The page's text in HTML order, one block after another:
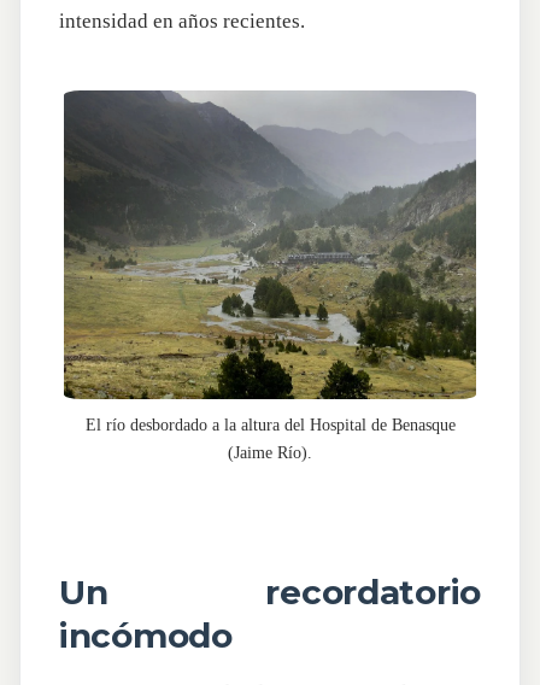
intensidad en años recientes.
El río desbordado a la altura del Hospital de Benasque
(Jaime Río).
Un recordatorio
incómodo